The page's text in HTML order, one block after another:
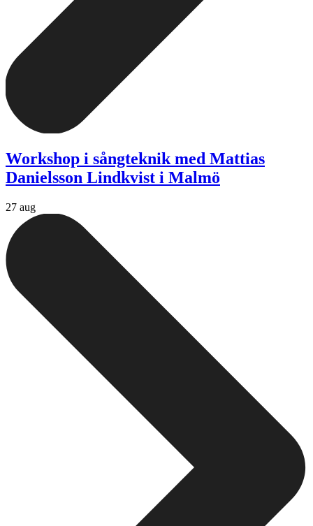
Workshop i sångteknik med Mattias
Danielsson Lindkvist i Malmö
27 aug